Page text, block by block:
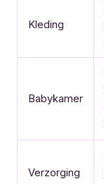
Kleding
Babykamer
Verzorging